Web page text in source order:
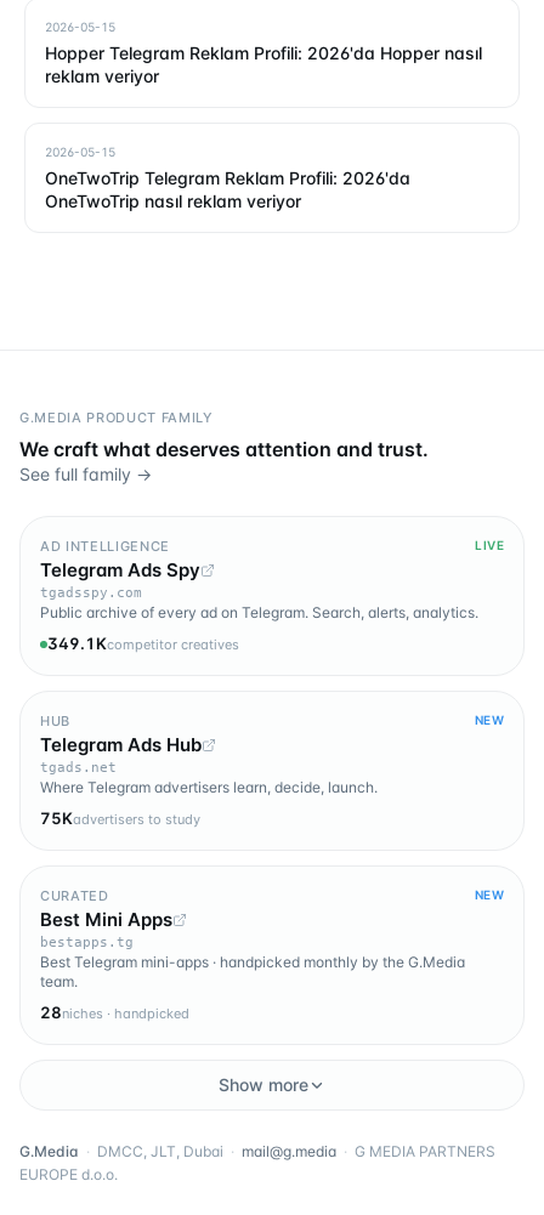
2026-05-15
Hopper Telegram Reklam Profili: 2026'da Hopper nasıl
reklam veriyor
2026-05-15
OneTwoTrip Telegram Reklam Profili: 2026'da
OneTwoTrip nasıl reklam veriyor
G.MEDIA PRODUCT FAMILY
We craft what deserves attention and trust.
See full family →
AD INTELLIGENCE LIVE
Telegram Ads Spy
tgadsspy.com
Public archive of every ad on Telegram. Search, alerts, analytics.
349.1Kcompetitor creatives
HUB NEW
Telegram Ads Hub
tgads.net
Where Telegram advertisers learn, decide, launch.
75Kadvertisers to study
CURATED NEW
Best Mini Apps
bestapps.tg
Best Telegram mini-apps · handpicked monthly by the G.Media
team.
28niches · handpicked
Show more
G.Media · DMCC, JLT, Dubai · mail@g.media · G MEDIA PARTNERS
EUROPE d.o.o.